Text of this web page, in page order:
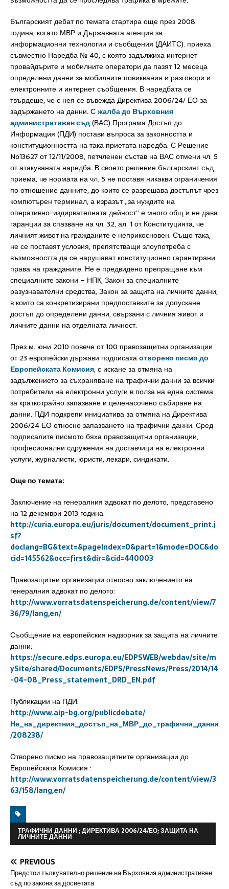
Българският дебат по темата стартира още през 2008
година, когато МВР и Държавната агенция за
информационни технологии и съобщения (ДАИТС). приеха
съвместно Наредба № 40, с която задължиха интернет
провайдърите и мобилните оператори да пазят 12 месеца
определени данни за мобилните повиквания и разговори и
електронните и интернет съобщения. В наредбата се
твърдеше, че с нея се въвежда Директива 2006/24/ ЕО за
задържането на данни. Сжалба до Върховния
административен съд(ВАС) Програма Достъп до
Информация (ПДИ) постави въпроса за законността и
конституционността на така приетата наредба. С Рeшение
No13627 от 12/11/2008, петчленен състав на ВАС отмени чл. 5
от атакуваната наредба. В своето решение българският съд
приема, че нормата на чл. 5 не поставя никакви ограничения
по отношение данните, до които се разрешава достъпът чрез
компютърен терминал, а изразът „за нуждите на
оперативно-издирвателната дейност” е много общ и не дава
гаранции за спазване на чл. 32, ал. 1 от Конституцията, че
личният живот на гражданите е неприкосновен. Също така,
не се поставят условия, препятстващи злоупотреба с
възможността да се нарушават конституционно гарантирани
права на гражданите. Не е предвидено препращане към
специалните закони – НПК, Закон за специалните
разузнавателни средства, Закон за защита на личните данни,
в които са конкретизирани предпоставките за допускане
достъп до определени данни, свързани с личния живот и
личните данни на отделната личност.
През м. юни 2010 повече от 100 правозащитни организации
от 23 европейски държави подписахаотворено писмо до
Европейската Комисия, с искане за отмяна на
задължението за съхраняване на трафични данни за всички
потребители на електронни услуги в полза на една система
за краткотрайно запазване и целенасочено събиране на
данни. ПДИ подкрепи инициатива за отмяна на Директива
2006/24 ЕО относно запазването на трафични данни. Сред
подписалите писмото бяха правозащитни организации,
професионални сдружения на доставчици на електронни
услуги, журналисти, юристи, лекари, синдикати.
Още по темата:
Заключение на генералния адвокат по делото, представено
на 12 декември 2013 година:
http://curia.europa.eu/juris/document/document_print.j
sf?
doclang=BG&text=&pageIndex=0&part=1&mode=DOC&do
cid=145562&occ=first&dir=&cid=440003
Правозащитни организации относно заключението на
генералния адвокат по делото:
http://www.vorratsdatenspeicherung.de/content/view/7
36/79/lang,en/
Съобщение на европейския надзорник за защита на личните
данни:
https://secure.edps.europa.eu/EDPSWEB/webdav/site/m
ySite/shared/Documents/EDPS/PressNews/Press/2014/14
-04-08_Press_statement_DRD_EN.pdf
Публикации на ПДИ:
http://www.aip-bg.org/publicdebate/
Не_на_директния_достъп_на_МВР_до_трафични_данни
/208238/
Отворено писмо на правозащитните организации до
Европейската Комисия :
http://www.vorratsdatenspeicherung.de/content/view/3
63/158/lang,en/
ТРАФИЧНИ ДАННИ ; ДИРЕКТИВА 2006/24/ЕО; ЗАЩИТА НА
ЛИЧНИТЕ ДАННИ
PREVIOUS
Предстои тълкувателно решение на Върховния административен
съд по закона за досиетата